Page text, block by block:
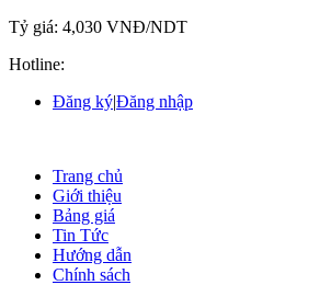
Tỷ giá: 4,030 VNĐ/NDT
Hotline:
Đăng ký|Đăng nhập
Trang chủ
Giới thiệu
Bảng giá
Tin Tức
Hướng dẫn
Chính sách